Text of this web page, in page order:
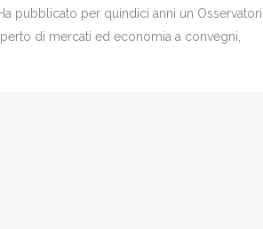
pubblicato per quindici anni un
di mercati ed economia a convegni,